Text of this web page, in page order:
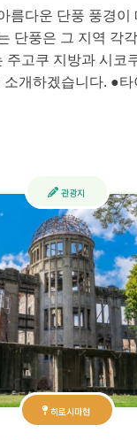
름다운 단풍 풍경이
단풍은 그 지역 각
주고쿠 지방과 시코
개하겠습니다. ●
히로시마현
관광지